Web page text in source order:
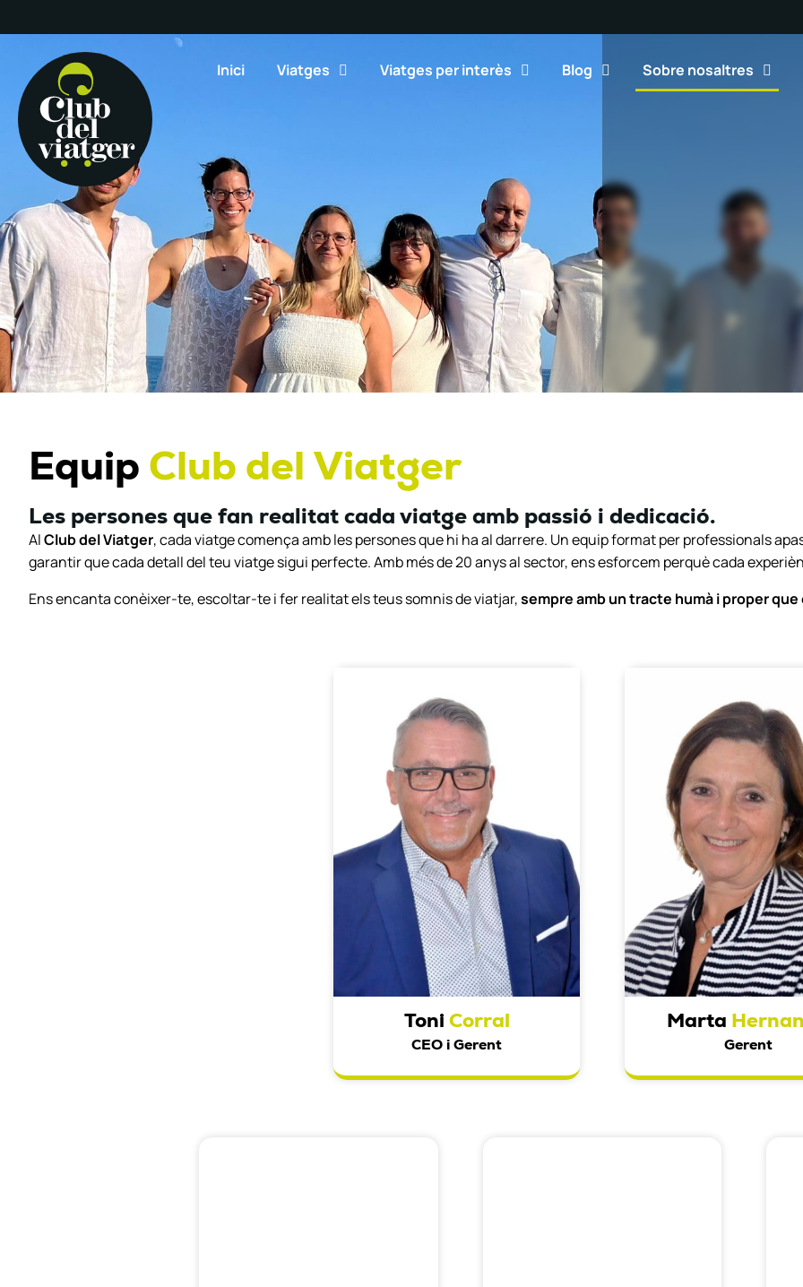
Inici Viatges Viatges per interès Blog Sobre nosaltres
Equip Club del Viatger
Les persones que fan realitat cada viatge amb passió i dedicació.
AlClub del Viatger, cada viatge comença amb les persones que hi ha al darrere. Un equip format per professionals
garantir que cada detall del teu viatge sigui perfecte. Amb més de 20 anys al sector, ens esforcem perquè cada
Ens encanta conèixer-te, escoltar-te i fer realitat els teus somnis de viatjar,sempre amb un tracte humà i proper
Toni Corral
CEO i Gerent
Marta
Gerent